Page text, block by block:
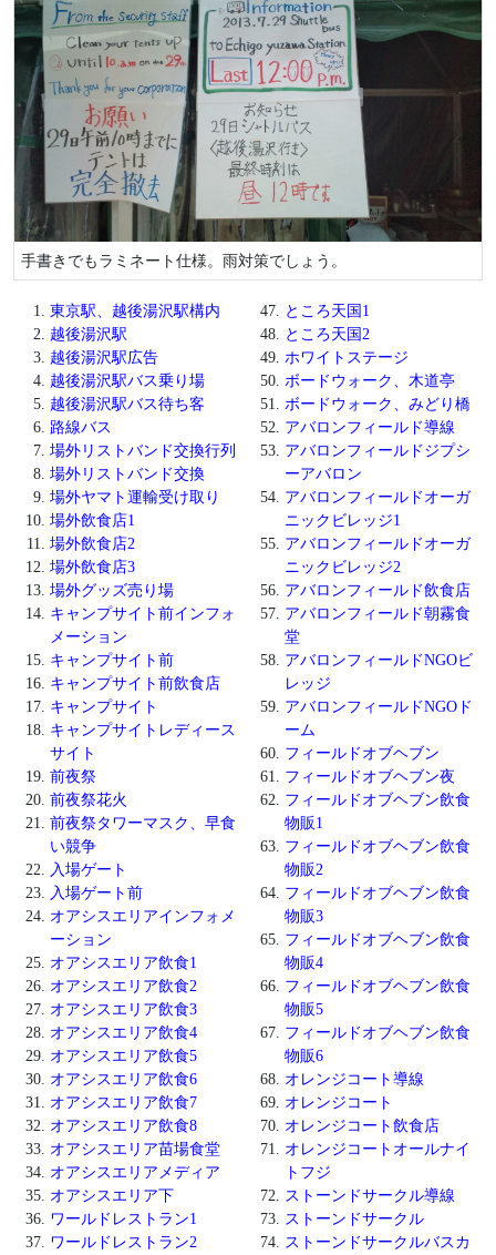
手書きでもラミネート仕様。雨対策でしょう。
東京駅、越後湯沢駅構内
越後湯沢駅
越後湯沢駅広告
越後湯沢駅バス乗り場
越後湯沢駅バス待ち客
路線バス
場外リストバンド交換行列
場外リストバンド交換
場外ヤマト運輸受け取り
場外飲食店1
場外飲食店2
場外飲食店3
場外グッズ売り場
キャンプサイト前インフォ
メーション
キャンプサイト前
キャンプサイト前飲食店
キャンプサイト
キャンプサイトレディース
サイト
前夜祭
前夜祭花火
前夜祭タワーマスク、早食
い競争
入場ゲート
入場ゲート前
オアシスエリアインフォメ
ーション
オアシスエリア飲食1
オアシスエリア飲食2
オアシスエリア飲食3
オアシスエリア飲食4
オアシスエリア飲食5
オアシスエリア飲食6
オアシスエリア飲食7
オアシスエリア飲食8
オアシスエリア苗場食堂
オアシスエリアメディア
オアシスエリア下
ワールドレストラン1
ワールドレストラン2
ところ天国1
ところ天国2
ホワイトステージ
ボードウォーク、木道亭
ボードウォーク、みどり橋
アバロンフィールド導線
アバロンフィールドジプシ
ーアバロン
アバロンフィールドオーガ
ニックビレッジ1
アバロンフィールドオーガ
ニックビレッジ2
アバロンフィールド飲食店
アバロンフィールド朝霧食
堂
アバロンフィールドNGOビ
レッジ
アバロンフィールドNGOド
ーム
フィールドオブヘブン
フィールドオブヘブン夜
フィールドオブヘブン飲食
物販1
フィールドオブヘブン飲食
物販2
フィールドオブヘブン飲食
物販3
フィールドオブヘブン飲食
物販4
フィールドオブヘブン飲食
物販5
フィールドオブヘブン飲食
物販6
オレンジコート導線
オレンジコート
オレンジコート飲食店
オレンジコートオールナイ
トフジ
ストーンドサークル導線
ストーンドサークル
ストーンドサークルバスカ